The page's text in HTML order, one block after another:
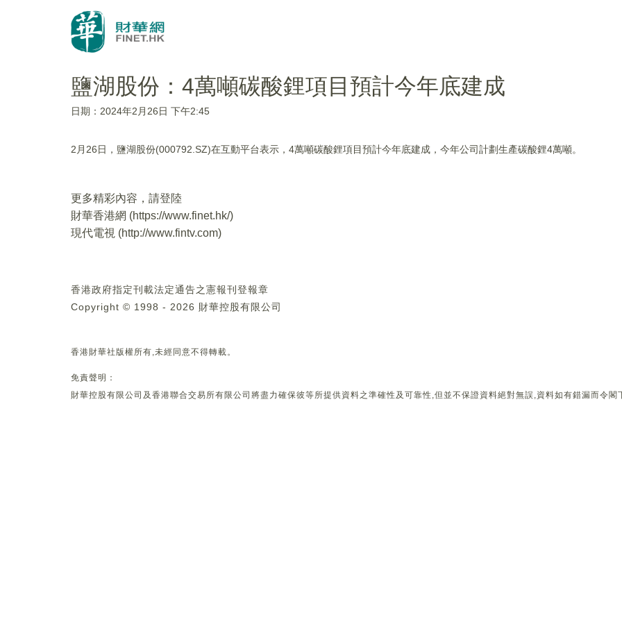
鹽湖股份：4萬噸碳酸鋰項目預計今年底建成
日期：2024年2月26日 下午2:45
2月26日，鹽湖股份(000792.SZ)在互動平台表示，4萬噸碳酸鋰項目預計今年底建成，今年公司計劃生產碳酸鋰4萬噸。
更多精彩內容，請登陸
財華香港網 (https://www.finet.hk/)
現代電視 (http://www.fintv.com)
香港政府指定刊載法定通告之憲報刊登報章
Copyright © 1998 - 2026 財華控股有限公司
香港財華社版權所有,未經同意不得轉載。
免責聲明：
財華控股有限公司及香港聯合交易所有限公司將盡力確保彼等所提供資料之準確性及可靠性,但並不保證資料絕對無誤,資料如有錯漏而令閣